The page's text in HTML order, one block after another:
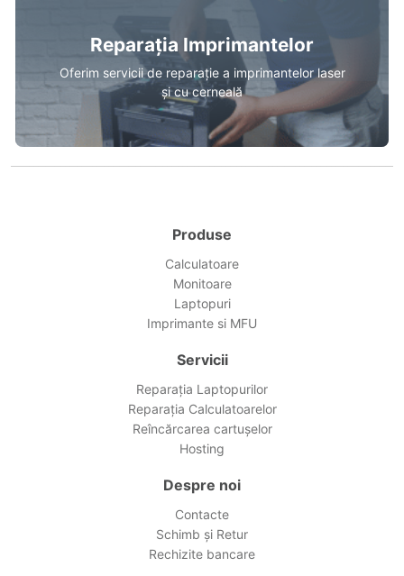
Reparația Imprimantelor
Oferim servicii de reparație a imprimantelor laser
și cu cerneală
Produse
Calculatoare
Monitoare
Laptopuri
Imprimante si MFU
Servicii
Reparația Laptopurilor
Reparația Calculatoarelor
Reîncărcarea cartușelor
Hosting
Despre noi
Contacte
Schimb și Retur
Rechizite bancare